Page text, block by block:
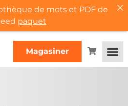
Magasiner
de mots et PDF de
paquet